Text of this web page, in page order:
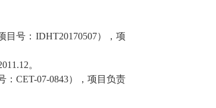
目号： IDHT20170507），项
。
： CET-07-0843），项目负责